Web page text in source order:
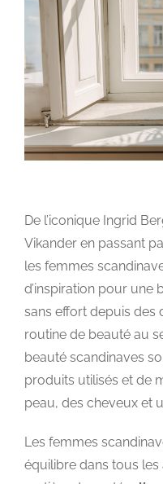
SANTÉ & BIEN-ÊTRE
BEAUTÉ
À PROPOS
De l’iconique Ingrid
Vikander en passant
les femmes
d’inspiration pour une
sans effort depuis des
routine de beauté au
beauté scandinaves
produits utilisés et de
peau, des cheveux et
Les femmes
équilibre dans tous